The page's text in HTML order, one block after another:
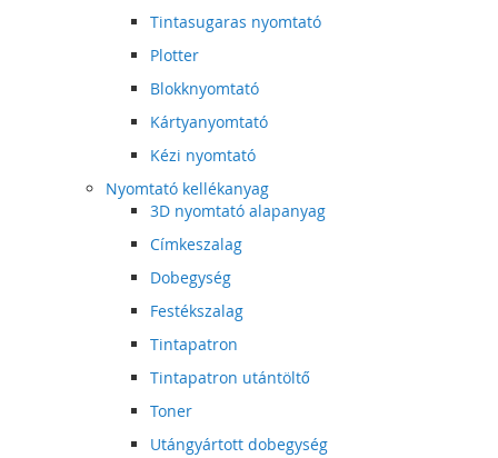
Tintasugaras nyomtató
Plotter
Blokknyomtató
Kártyanyomtató
Kézi nyomtató
Nyomtató kellékanyag
3D nyomtató alapanyag
Címkeszalag
Dobegység
Festékszalag
Tintapatron
Tintapatron utántöltő
Toner
Utángyártott dobegység